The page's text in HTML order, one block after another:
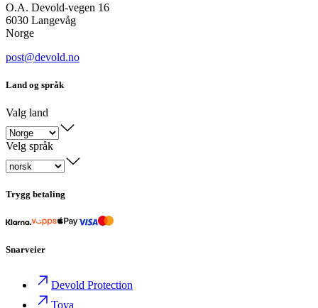
O.A. Devold-vegen 16
6030 Langevåg
Norge
post@devold.no
Land og språk
Valg land
Velg språk
Trygg betaling
Snarveier
Devold Protection
Tova